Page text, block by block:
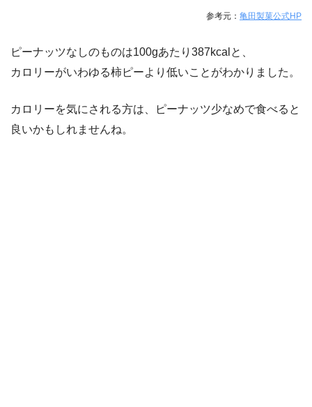
参考元： 亀田製菓公式HP
ピーナッツなしのものは100gあたり387kcalと、
カロリーがいわゆる柿ピーより低いことがわかりました。
カロリーを気にされる方は、ピーナッツ少なめで食べると
良いかもしれませんね。